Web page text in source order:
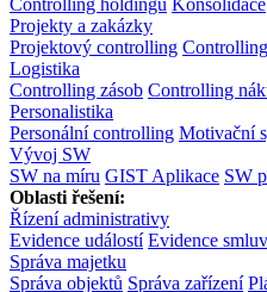
Projekty a zakázky
Projektový controlling
Logistika
Controlling zásob Controlling
Personalistika
Personální controlling Motivační
Vývoj SW
SW na míru GIST Aplikace SW
Oblasti řešení:
Řízení administrativy
Evidence událostí Evidence smluv
Správa majetku
Správa objektů Správa zařízení